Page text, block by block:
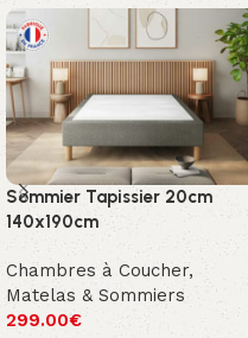
Sommier Tapissier 20cm
140x190cm
Chambres à Coucher,
Matelas & Sommiers
299.00€